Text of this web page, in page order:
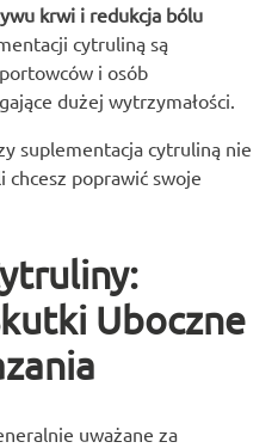
krwi i redukcja bólu
cytruliną są
i osób
dużej wytrzymałości.
suplementacja cytruliną nie
chcesz poprawić swoje
Uboczne
uważane za